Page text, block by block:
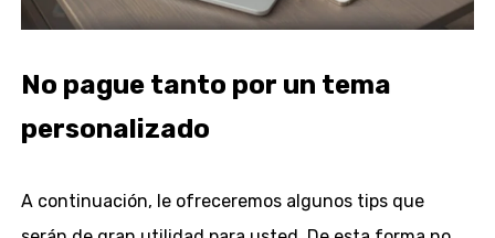
No pague tanto por un tema
personalizado
A continuación, le ofreceremos algunos tips que